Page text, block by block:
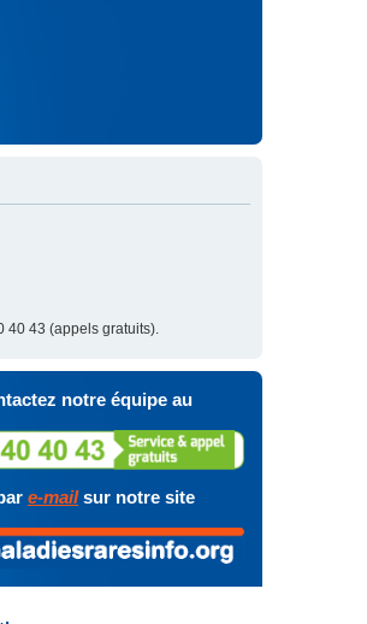
40 43 (appels gratuits).
notre équipe au
e-mailsur notre site